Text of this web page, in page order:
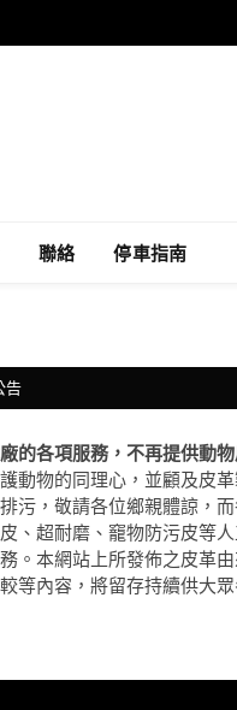
聯絡 停車指南
告
的各項服務，不再提供動
動物的同理心，並顧及皮
污，敬請各位鄉親體諒，
、超耐磨、竉物防污皮等
。本網站上所發佈之皮革
等內容，將留存持續供大眾